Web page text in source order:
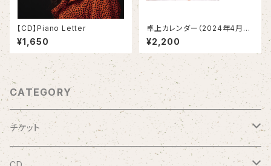
【CD】Piano Letter
¥1,650
卓上カレンダー（2024年4月始
まり）
¥2,200
CATEGORY
チケット
9/20 10周年記念コンサート渋谷プレジャープレジャー